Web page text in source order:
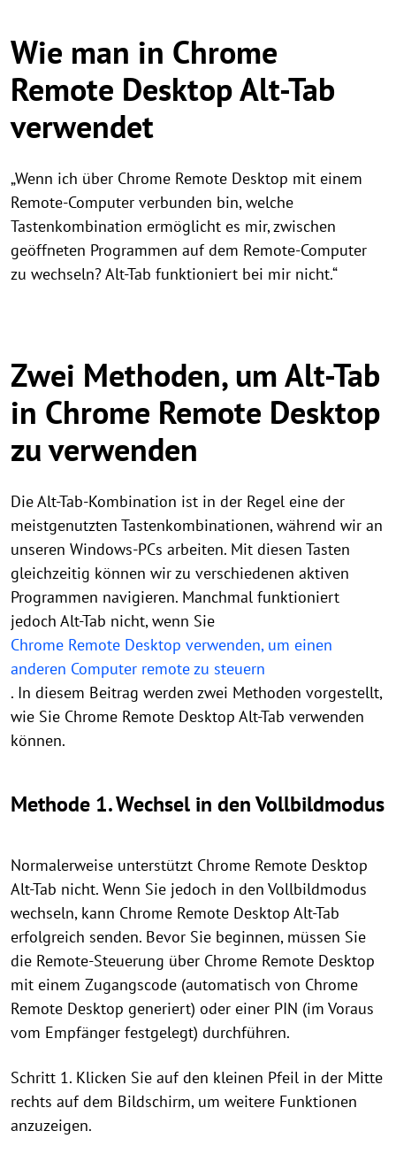
Wie man in Chrome
Remote Desktop Alt-Tab
verwendet
„Wenn ich über Chrome Remote Desktop mit einem
Remote-Computer verbunden bin, welche
Tastenkombination ermöglicht es mir, zwischen
geöffneten Programmen auf dem Remote-Computer
zu wechseln? Alt-Tab funktioniert bei mir nicht.“
Zwei Methoden, um Alt-Tab
in Chrome Remote Desktop
zu verwenden
Die Alt-Tab-Kombination ist in der Regel eine der
meistgenutzten Tastenkombinationen, während wir an
unseren Windows-PCs arbeiten. Mit diesen Tasten
gleichzeitig können wir zu verschiedenen aktiven
Programmen navigieren. Manchmal funktioniert
jedoch Alt-Tab nicht, wenn Sie
Chrome Remote Desktop verwenden, um einen
anderen Computer remote zu steuern
. In diesem Beitrag werden zwei Methoden vorgestellt,
wie Sie Chrome Remote Desktop Alt-Tab verwenden
können.
Methode 1. Wechsel in den Vollbildmodus
Normalerweise unterstützt Chrome Remote Desktop
Alt-Tab nicht. Wenn Sie jedoch in den Vollbildmodus
wechseln, kann Chrome Remote Desktop Alt-Tab
erfolgreich senden. Bevor Sie beginnen, müssen Sie
die Remote-Steuerung über Chrome Remote Desktop
mit einem Zugangscode (automatisch von Chrome
Remote Desktop generiert) oder einer PIN (im Voraus
vom Empfänger festgelegt) durchführen.
Schritt 1. Klicken Sie auf den kleinen Pfeil in der Mitte
rechts auf dem Bildschirm, um weitere Funktionen
anzuzeigen.